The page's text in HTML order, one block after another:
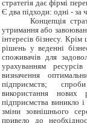
стратегія дає фірмі
Є два підходи: одні - за
Концепція
утримання або
інтересів бізнесу.
рішень у веденні
споживачів для
урахуванням
визначення
підприємств;
використання нових
підприємства виникло
зміни зовнішнього
привело до